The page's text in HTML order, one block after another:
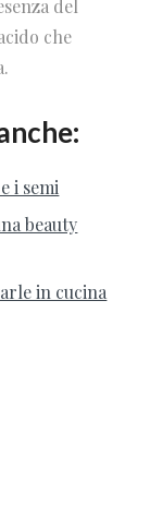
del
che
i semi
beauty
in cucina